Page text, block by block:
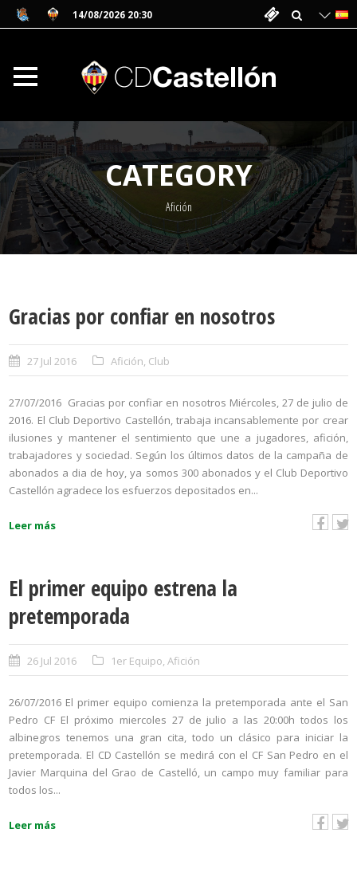
14/08/2026 20:30
CATEGORY
Afición
Gracias por confiar en nosotros
27 Jul 2016 Afición, Club
27/07/2016 Gracias por confiar en nosotros Miércoles, 27 de julio de
2016. El Club Deportivo Castellón, trabaja incansablemente por crear
ilusiones y mantener el sentimiento que une a jugadores, afición,
trabajadores y sociedad. Según los últimos datos de la campaña de
abonados a dia de hoy, ya somos 300 abonados y el Club Deportivo
Castellón agradece los esfuerzos depositados en...
Leer más
El primer equipo estrena la
pretemporada
26 Jul 2016 1er Equipo, Afición
26/07/2016 El primer equipo comienza la pretemporada ante el San
Pedro CF El próximo miercoles 27 de julio a las 20:00h todos los
albinegros tenemos una gran cita, todo un clásico para iniciar la
pretemporada. El CD Castellón se medirá con el CF San Pedro en el
Javier Marquina del Grao de Castelló, un campo muy familiar para
todos los...
Leer más